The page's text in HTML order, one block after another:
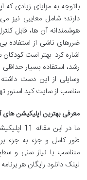
باتوجه به مزایای زیادی
دارند؛ شامل معایبی نیز
هوشمندانه آن ها، قابل
ضررهای ناشی از استفاده
اشاره کرد. بهتر است
رشد، استفاده بسیار
وسایلی از این دست داشته
مناسب از سایت کید استور
معرفی بهترین اپلیکیشن های
ما در
طور کامل و جزء به جزء
متناسب با نیاز سنی و
لینک دانلود رایگان هر